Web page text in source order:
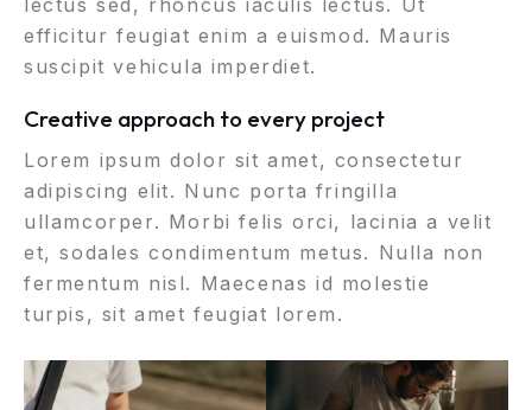
lectus sed, rhoncus iaculis lectus. Ut
efficitur feugiat enim a euismod. Mauris
suscipit vehicula imperdiet.
Creative approach to every project
Lorem ipsum dolor sit amet, consectetur
adipiscing elit. Nunc porta fringilla
ullamcorper. Morbi felis orci, lacinia a velit
et, sodales condimentum metus. Nulla non
fermentum nisl. Maecenas id molestie
turpis, sit amet feugiat lorem.